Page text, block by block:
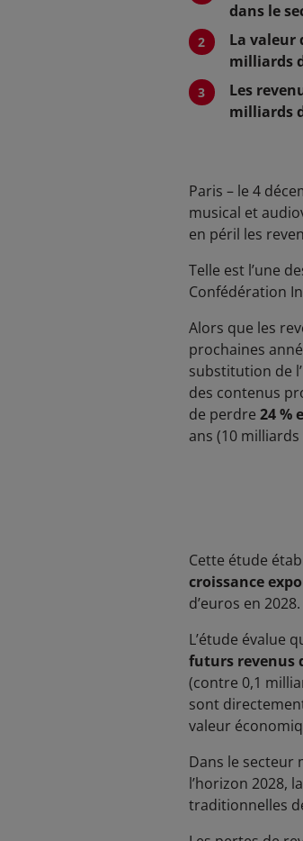
dans le
La valeur
milliards
Les
milliards
Paris – le 4
musical et
en péril les
Telle est l’une
Confédération
Alors que les
prochaines
substitution de
des contenus
de perdre 24 %
ans (10
Cette étude
croissance
d’euros en 2028.
L’étude évalue
futurs revenus
(contre 0,1
sont
valeur
Dans le secteur
l’horizon 2028,
traditionnelles